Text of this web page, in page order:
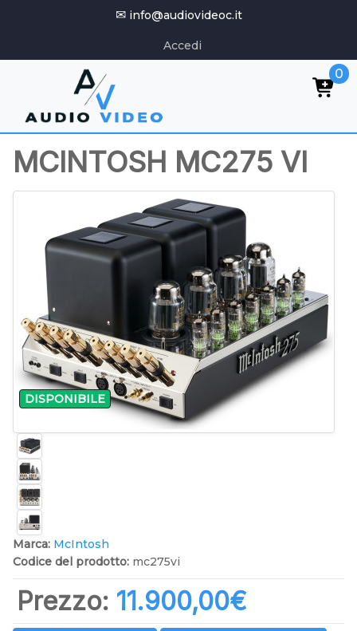
✉ info@audiovideoc.it
Accedi
0
MCINTOSH MC275 VI
DISPONIBILE
Marca: McIntosh
Codice del prodotto: mc275vi
Prezzo: 11.900,00‎€